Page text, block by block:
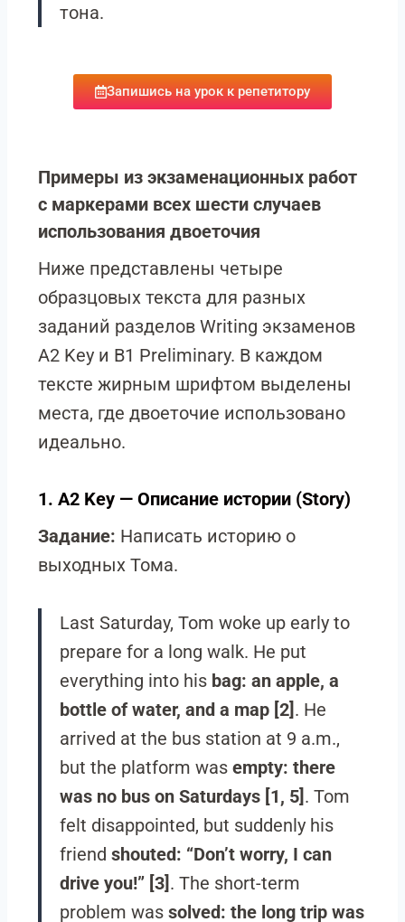
тона.
Запишись на урок к репетитору
Примеры из экзаменационных работ
с маркерами всех шести случаев
использования двоеточия
Ниже представлены четыре
образцовых текста для разных
заданий разделов Writing экзаменов
A2 Key и B1 Preliminary. В каждом
тексте жирным шрифтом выделены
места, где двоеточие использовано
идеально.
1. A2 Key — Описание истории (Story)
Задание: Написать историю о
выходных Тома.
Last Saturday, Tom woke up early to
prepare for a long walk. He put
everything into his bag: an apple, a
bottle of water, and a map [2] . He
arrived at the bus station at 9 a.m.,
but the platform was empty: there
was no bus on Saturdays [1, 5] . Tom
felt disappointed, but suddenly his
friend shouted: “Don’t worry, I can
drive you!” [3] . The short-term
problem was solved: the long trip was